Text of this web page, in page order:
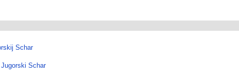
Schar
Jugorski Schar